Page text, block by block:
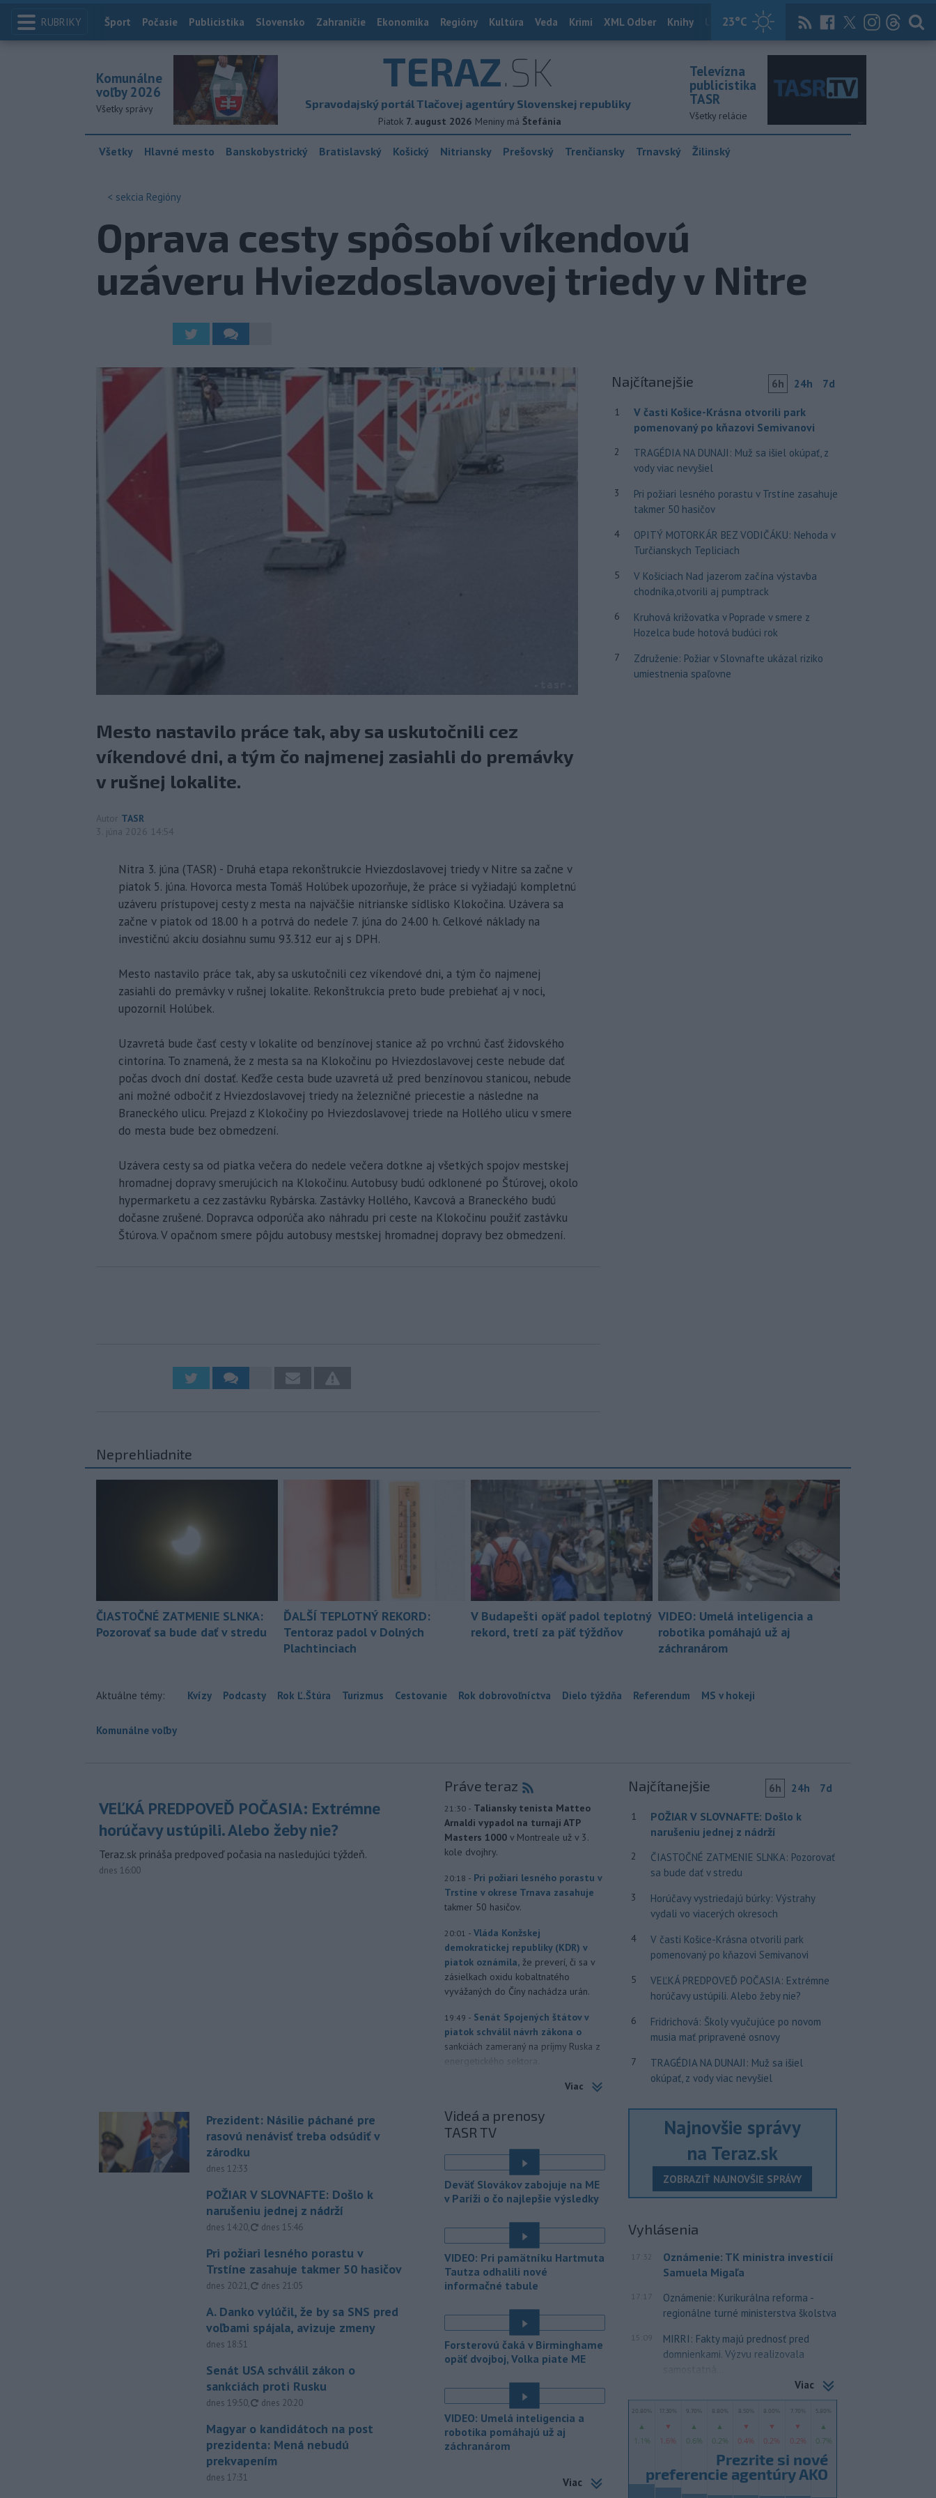
RUBRIKY 23°C
Index
Šport Počasie Publicistika Slovensko Zahraničie Ekonomika Regióny Kultúra Veda Krimi XML Odber Knihy Útulkovo Magazín News Now Archív
TERAZ.SK
Spravodajský portál Tlačovej agentúry Slovenskej republiky
Piatok 7. august 2026 Meniny má Štefánia
Komunálne
voľby 2026
Všetky správy
Televízna
publicistika
TASR
Všetky relácie
Všetky Hlavné mesto Banskobystrický Bratislavský Košický Nitriansky Prešovský Trenčiansky Trnavský Žilinský
< sekcia Regióny
Oprava cesty spôsobí víkendovú
uzáveru Hviezdoslavovej triedy v Nitre
Mesto nastavilo práce tak, aby sa uskutočnili cez
víkendové dni, a tým čo najmenej zasiahli do premávky
v rušnej lokalite.
Autor TASR
3. júna 2026 14:54
Nitra 3. júna (TASR) - Druhá etapa rekonštrukcie Hviezdoslavovej triedy v Nitre sa začne v
piatok 5. júna. Hovorca mesta Tomáš Holúbek upozorňuje, že práce si vyžiadajú kompletnú
uzáveru prístupovej cesty z mesta na najväčšie nitrianske sídlisko Klokočina. Uzávera sa
začne v piatok od 18.00 h a potrvá do nedele 7. júna do 24.00 h. Celkové náklady na
investičnú akciu dosiahnu sumu 93.312 eur aj s DPH.
Mesto nastavilo práce tak, aby sa uskutočnili cez víkendové dni, a tým čo najmenej
zasiahli do premávky v rušnej lokalite. Rekonštrukcia preto bude prebiehať aj v noci,
upozornil Holúbek.
Uzavretá bude časť cesty v lokalite od benzínovej stanice až po vrchnú časť židovského
cintorína. To znamená, že z mesta sa na Klokočinu po Hviezdoslavovej ceste nebude dať
počas dvoch dní dostať. Keďže cesta bude uzavretá už pred benzínovou stanicou, nebude
ani možné odbočiť z Hviezdoslavovej triedy na železničné priecestie a následne na
Braneckého ulicu. Prejazd z Klokočiny po Hviezdoslavovej triede na Hollého ulicu v smere
do mesta bude bez obmedzení.
Uzávera cesty sa od piatka večera do nedele večera dotkne aj všetkých spojov mestskej
hromadnej dopravy smerujúcich na Klokočinu. Autobusy budú odklonené po Štúrovej, okolo
hypermarketu a cez zastávku Rybárska. Zastávky Hollého, Kavcová a Braneckého budú
dočasne zrušené. Dopravca odporúča ako náhradu pri ceste na Klokočinu použiť zastávku
Štúrova. V opačnom smere pôjdu autobusy mestskej hromadnej dopravy bez obmedzení.
Najčítanejšie 6h 24h 7d
1
V časti Košice-Krásna otvorili park
pomenovaný po kňazovi Semivanovi
2
TRAGÉDIA NA DUNAJI: Muž sa išiel okúpať, z
vody viac nevyšiel
3
Pri požiari lesného porastu v Trstíne zasahuje
takmer 50 hasičov
4
OPITÝ MOTORKÁR BEZ VODIČÁKU: Nehoda v
Turčianskych Tepliciach
5
V Košiciach Nad jazerom začína výstavba
chodníka,otvorili aj pumptrack
6
Kruhová križovatka v Poprade v smere z
Hozelca bude hotová budúci rok
7
Združenie: Požiar v Slovnafte ukázal riziko
umiestnenia spaľovne
Neprehliadnite
ČIASTOČNÉ ZATMENIE SLNKA:
Pozorovať sa bude dať v stredu
ĎALŠÍ TEPLOTNÝ REKORD:
Tentoraz padol v Dolných
Plachtinciach
V Budapešti opäť padol teplotný
rekord, tretí za päť týždňov
VIDEO: Umelá inteligencia a
robotika pomáhajú už aj
záchranárom
Aktuálne témy: Kvízy Podcasty Rok Ľ.Štúra Turizmus Cestovanie Rok dobrovoľníctva Dielo týždňa Referendum MS v hokeji
Komunálne voľby
VEĽKÁ PREDPOVEĎ POČASIA: Extrémne
horúčavy ustúpili. Alebo žeby nie?
Teraz.sk prináša predpoveď počasia na nasledujúci týždeň.
dnes 16:00
Prezident: Násilie páchané pre
rasovú nenávisť treba odsúdiť v
zárodku
dnes 12:33
POŽIAR V SLOVNAFTE: Došlo k
narušeniu jednej z nádrží
dnes 14:20, aktualizované
dnes 15:46
Pri požiari lesného porastu v
Trstíne zasahuje takmer 50 hasičov
dnes 20:21, aktualizované
dnes 21:05
A. Danko vylúčil, že by sa SNS pred
voľbami spájala, avizuje zmeny
dnes 18:51
Senát USA schválil zákon o
sankciách proti Rusku
dnes 19:50, aktualizované
dnes 20:20
Magyar o kandidátoch na post
prezidenta: Mená nebudú
prekvapením
dnes 17:31
Práve teraz
21:30 - Taliansky tenista Matteo
Arnaldi vypadol na turnaji ATP
Masters 1000 v Montreale už v 3.
kole dvojhry.
20:18 - Pri požiari lesného porastu v
Trstíne v okrese Trnava zasahuje
takmer 50 hasičov.
20:01 - Vláda Konžskej
demokratickej republiky (KDR) v
piatok oznámila, že preverí, či sa v
zásielkach oxidu kobaltnatého
vyvážaných do Číny nachádza urán.
19:49 - Senát Spojených štátov v
piatok schválil návrh zákona o
sankciách zameraný na príjmy Ruska z
energetického sektora.
Slovenská polícia prispela k
ktorý sa podarilo ukončiť
právoplatným odsúdením páchateľa v
15:21 - Piatkový požiar v
bratislavskej rafinérii Slovnaft je
pod kontrolou.Príčina jeho vzniku
TASR to potvrdil hovorca rafinérie
Anton Molnár.
15:17 - Ministerstvo kultúry (MK) SR
upraví verziu opatrenia o
pôsobnosti rezortu.
14:17 -
V bratislavskej rafinérii
Slovnaft horí uskladnený ropný
produkt.
TASR o tom informovala
rafinéria s tým, že obyvateľom nehrozí
13:50 - Jedným zo zdravotných rizík
na festivale môže byť vyššia
úroveň hluku. Je preto dobré držať sa
chrániče sluchu či dodržiavať
Viac
Videá a prenosy
TASR TV
Deväť Slovákov zabojuje na ME
v Paríži o čo najlepšie výsledky
VIDEO: Pri pamätníku Hartmuta
Tautza odhalili nové
informačné tabule
Forsterovú čaká v Birminghame
opäť dvojboj, Volka piate ME
VIDEO: Umelá inteligencia a
robotika pomáhajú už aj
záchranárom
Viac
Najčítanejšie 6h 24h 7d
1
POŽIAR V SLOVNAFTE: Došlo k
narušeniu jednej z nádrží
2
ČIASTOČNÉ ZATMENIE SLNKA: Pozorovať
sa bude dať v stredu
3
Horúčavy vystriedajú búrky: Výstrahy
vydali vo viacerých okresoch
4
V časti Košice-Krásna otvorili park
pomenovaný po kňazovi Semivanovi
5
VEĽKÁ PREDPOVEĎ POČASIA: Extrémne
horúčavy ustúpili. Alebo žeby nie?
6
Fridrichová: Školy vyučujúce po novom
musia mať pripravené osnovy
7
TRAGÉDIA NA DUNAJI: Muž sa išiel
okúpať, z vody viac nevyšiel
Najnovšie správy
na Teraz.sk
ZOBRAZIŤ NAJNOVŠIE SPRÁVY
Vyhlásenia
17:32
Oznámenie: TK ministra investícií
Samuela Migaľa
17:17
Oznámenie: Kurikurálna reforma -
regionálne turné ministerstva školstva
15:09
MIRRI: Fakty majú prednosť pred
domnienkami. Výzvu realizovala
samostatná...
Viac